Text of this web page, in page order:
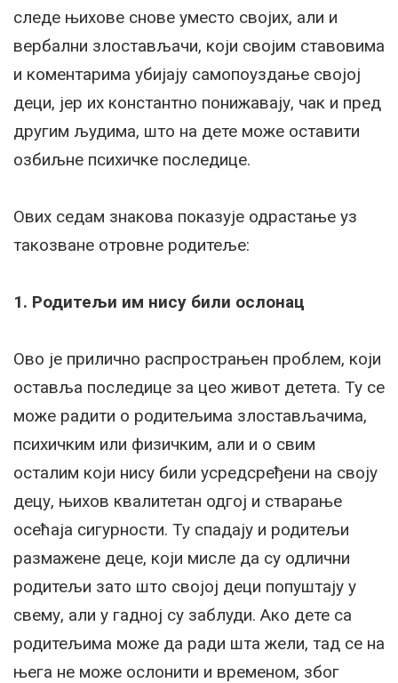
следе њихове снове уместо својих, али и
вербални злостављачи, који својим ставовима
и коментарима убијају самопоуздање својој
деци, јер их константно понижавају, чак и пред
другим људима, што на дете може оставити
озбиљне психичке последице.
Ових седам знакова показује одрастање уз
такозване отровне родитеље:
1. Родитељи им нису били ослонац
Ово је прилично распрострањен проблем, који
оставља последице за цео живот детета. Ту се
може радити о родитељима злостављачима,
психичким или физичким, али и о свим
осталим који нису били усредсређени на своју
децу, њихов квалитетан одгој и стварање
осећаја сигурности. Ту спадају и родитељи
размажене деце, који мисле да су одлични
родитељи зато што својој деци попуштају у
свему, али у гадној су заблуди. Ако дете са
родитељима може да ради шта жели, тад се на
њега не може ослонити и временом, због